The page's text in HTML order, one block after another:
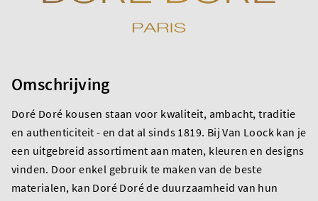
Omschrijving
Doré Doré kousen staan voor kwaliteit, ambacht, traditie
en authenticiteit - en dat al sinds 1819. Bij Van Loock kan je
een uitgebreid assortiment aan maten, kleuren en designs
vinden. Door enkel gebruik te maken van de beste
materialen, kan Doré Doré de duurzaamheid van hun